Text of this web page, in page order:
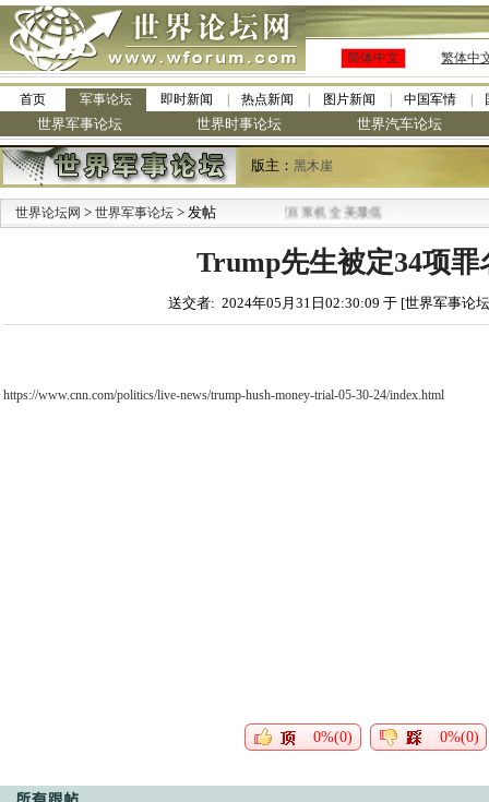
简体中文 繁体中
首页 军事论坛 即时新闻 热点新闻 图片新闻 中国军情
世界军事论坛 世界时事论坛 世界汽车论坛
版主： 黑木崖
世界论坛网 > 世界军事论坛 > 发帖
·九阳全新免清洗型豆浆机 全美最低
Trump先生被定34项罪
送交者: 2024年05月31日02:30:09 于 [世界军事论
https://www.cnn.com/politics/live-news/trump-hush-money-trial-05-30-24/index.html
0%(0) 0%(0)